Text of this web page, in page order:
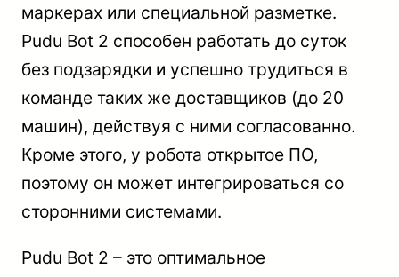
маркерах или специальной разметке.
Pudu Bot 2 способен работать до суток
без подзарядки и успешно трудиться в
команде таких же доставщиков (до 20
машин), действуя с ними согласованно.
Кроме этого, у робота открытое ПО,
поэтому он может интегрироваться со
сторонними системами.
Pudu Bot 2 – это оптимальное